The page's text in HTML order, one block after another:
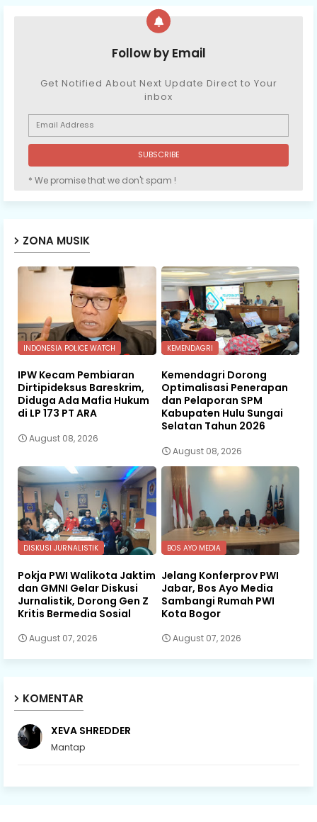
Follow by Email
Get Notified About Next Update Direct to Your
inbox
* We promise that we don't spam !
ZONA MUSIK
INDONESIA POLICE WATCH
IPW Kecam Pembiaran
Dirtipideksus Bareskrim,
Diduga Ada Mafia Hukum
di LP 173 PT ARA
August 08, 2026
KEMENDAGRI
Kemendagri Dorong
Optimalisasi Penerapan
dan Pelaporan SPM
Kabupaten Hulu Sungai
Selatan Tahun 2026
August 08, 2026
DISKUSI JURNALISTIK
Pokja PWI Walikota Jaktim
dan GMNI Gelar Diskusi
Jurnalistik, Dorong Gen Z
Kritis Bermedia Sosial
August 07, 2026
BOS AYO MEDIA
Jelang Konferprov PWI
Jabar, Bos Ayo Media
Sambangi Rumah PWI
Kota Bogor
August 07, 2026
KOMENTAR
XEVA SHREDDER
Mantap